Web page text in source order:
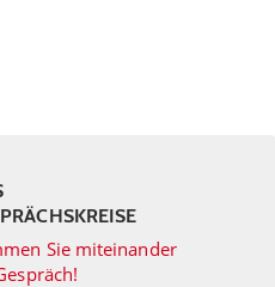
Sie miteinander